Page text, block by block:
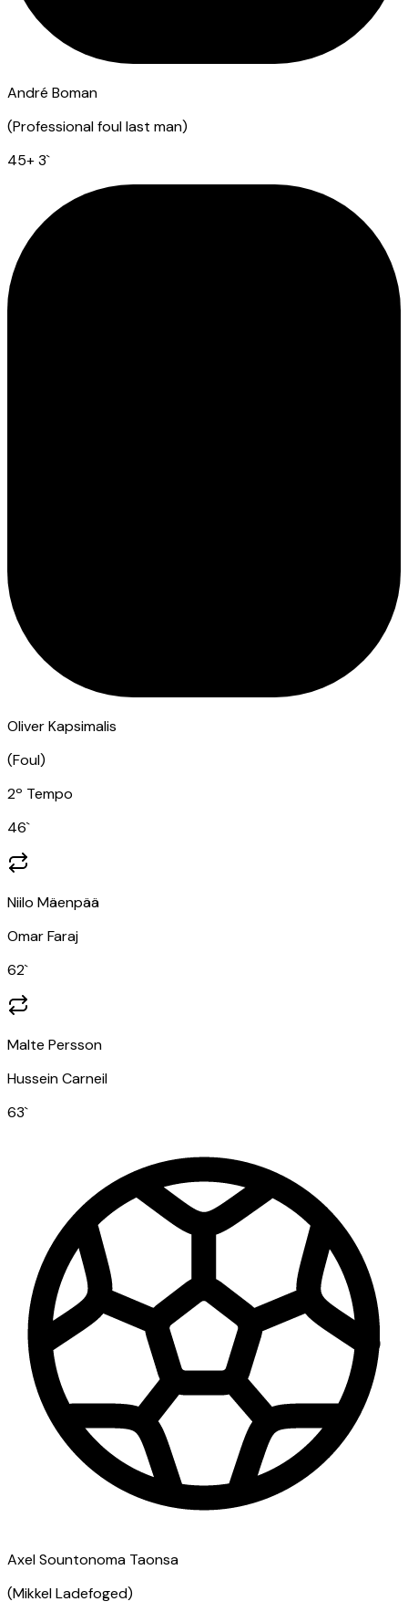
André Boman
(Professional foul last man)
45+ 3`
Oliver Kapsimalis
(Foul)
2º Tempo
46`
Niilo Mäenpää
Omar Faraj
62`
Malte Persson
Hussein Carneil
63`
Axel Sountonoma Taonsa
(Mikkel Ladefoged)